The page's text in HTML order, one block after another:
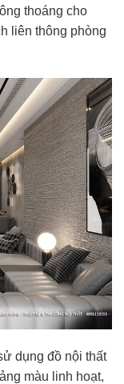
thoáng cho
liên thông phòng
dụng đồ nội thất
màu linh hoạt,